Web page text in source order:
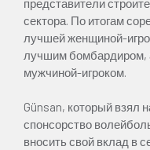
сектора. По итогам
лучшей женщиной-
лучшим бомбардиром,
мужчиной-игроком.
Günsan, который взял
спонсорство
вносить свой вклад в